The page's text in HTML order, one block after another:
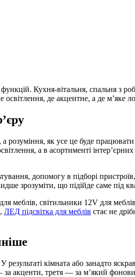
Кухня-вітальня, спальня
де акцентне, а де м’яке
розуміння, як усе це буде
а в асортименті інтер’єрних
допомогу в підборі
зрозуміти, що підійде саме під
меблів, світильники 12V для
ЛЕД підсвітка для меблів стає не
кімната або занадто
— за акценти, третя — за м’який